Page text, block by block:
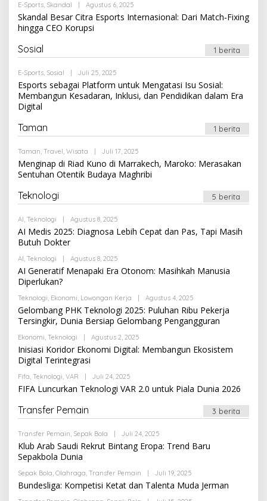
E-Sports, Skandal Agustus 6, 2025
Newssportsaz_0q4zf1
Skandal Besar Citra Esports Internasional: Dari Match‑Fixing
hingga CEO Korupsi
Sosial 1 berita
E-Sports, Sosial Juli 25, 2025
Newssportsaz_0q4zf1
Esports sebagai Platform untuk Mengatasi Isu Sosial:
Membangun Kesadaran, Inklusi, dan Pendidikan dalam Era
Digital
Taman 1 berita
Taman, Travel, Wisata Juli 17, 2025
Newssportsaz_0q4zf1
Menginap di Riad Kuno di Marrakech, Maroko: Merasakan
Sentuhan Otentik Budaya Maghribi
Teknologi 5 berita
AI, Teknologi Agustus 8, 2025
Newssportsaz_0q4zf1
AI Medis 2025: Diagnosa Lebih Cepat dan Pas, Tapi Masih
Butuh Dokter
AI, Teknologi Agustus 8, 2025
Newssportsaz_0q4zf1
AI Generatif Menapaki Era Otonom: Masihkah Manusia
Diperlukan?
Teknologi, Ekonomi, Lowongan Kerja Agustus 4, 2025
Newssportsaz_0q4zf1
Gelombang PHK Teknologi 2025: Puluhan Ribu Pekerja
Tersingkir, Dunia Bersiap Gelombang Pengangguran
Ekonomi, Teknologi Agustus 2, 2025
Newssportsaz_0q4zf1
Inisiasi Koridor Ekonomi Digital: Membangun Ekosistem
Digital Terintegrasi
Fifa, Teknologi, VAR Juli 24, 2025
Newssportsaz_0q4zf1
FIFA Luncurkan Teknologi VAR 2.0 untuk Piala Dunia 2026
Transfer Pemain 3 berita
Transfer Pemain, Sepak Bola Juli 24, 2025
Newssportsaz_0q4zf1
Klub Arab Saudi Rekrut Bintang Eropa: Trend Baru
Sepakbola Dunia
Sepak Bola, Olahraga, Transfer Pemain Juli 19, 2025
Newssportsaz_0q4zf1
Bundesliga: Kompetisi Ketat dan Talenta Muda Jerman